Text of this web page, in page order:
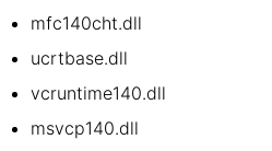
mfc140cht.dll
ucrtbase.dll
vcruntime140.dll
msvcp140.dll